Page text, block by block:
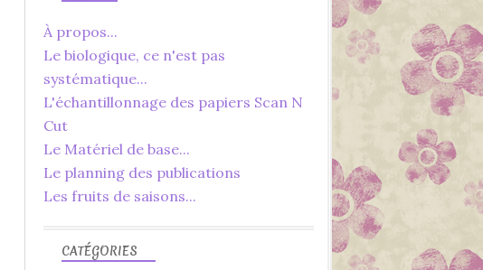
À propos...
Le biologique, ce n'est pas
systématique...
L'échantillonnage des papiers Scan N
Cut
Le Matériel de base...
Le planning des publications
Les fruits de saisons...
CATÉGORIES